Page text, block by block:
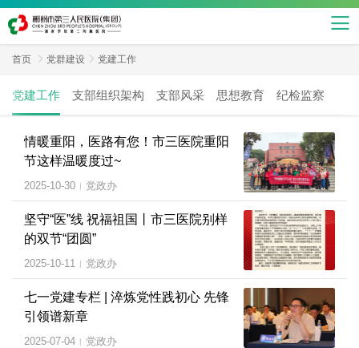
首页  党群建设  党建工作
党建工作 支部组织架构 支部风采 思想教育 纪检监察
情暖重阳，医路有您！市三医院重阳
节这样温暖度过~
2025-10-30 | 党政办
坚守“医”线 祝福祖国丨市三医院别样
的双节“团圆”
2025-10-11 | 党政办
七一党建专栏 | 淬炼党性践初心 先锋
引领谱新章
2025-07-04 | 党政办